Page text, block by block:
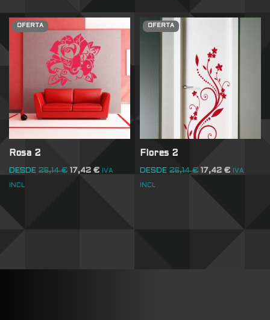
OFERTA
Rosa 2
DESDE 26,14€ 17,42 € IVA
INCL
OFERTA
Flores 2
DESDE 26,14€ 17,42€ IVA
INCL